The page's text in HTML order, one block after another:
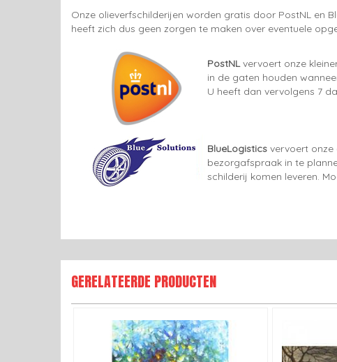
Onze olieverfschilderijen worden gratis door PostNL en
heeft zich dus geen zorgen te maken over eventuele
PostNLvervoert onze
in de gaten houden
U heeft dan vervolgens 7
BlueLogistics vervoert onze
bezorgafspraak in te
schilderij komen leveren.
GERELATEERDE PRODUCTEN